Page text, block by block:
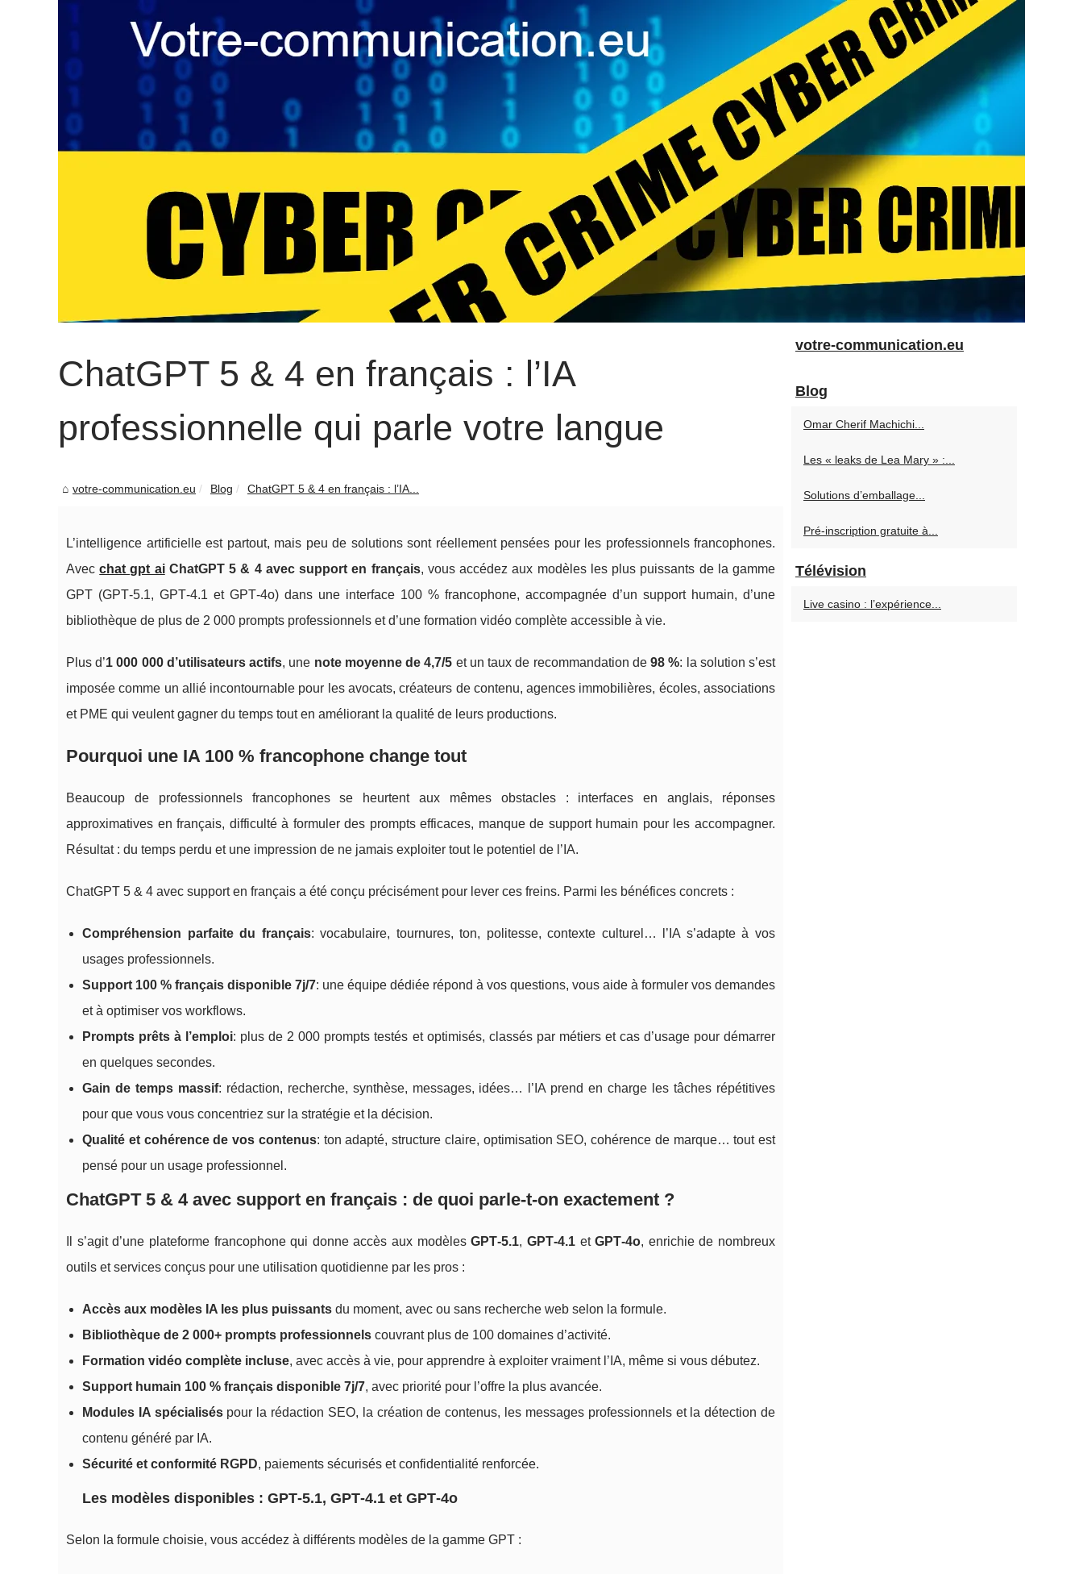
ChatGPT 5 & 4 en français : l’IA
professionnelle qui parle votre langue
votre-communication.eu Blog ChatGPT 5 & 4 en français : l’IA...
L’intelligence artificielle est partout, mais peu de solutions sont réellement pensées pour les professionnels francophones.
Avecchat gpt aiChatGPT 5 & 4 avec support en français, vous accédez aux modèles les plus puissants de la gamme
GPT (GPT‑5.1, GPT‑4.1 et GPT‑4o) dans une interface 100 % francophone, accompagnée d’un support humain, d’une
bibliothèque de plus de 2 000 prompts professionnels et d’une formation vidéo complète accessible à vie.
Plus d’1 000 000 d’utilisateurs actifs, une note moyenne de 4,7/5 et un taux de recommandation de98 %: la solution s’est
imposée comme un allié incontournable pour les avocats, créateurs de contenu, agences immobilières, écoles, associations
et PME qui veulent gagner du temps tout en améliorant la qualité de leurs productions.
Pourquoi une IA 100 % francophone change tout
Beaucoup de professionnels francophones se heurtent aux mêmes obstacles : interfaces en anglais, réponses
approximatives en français, difficulté à formuler des prompts efficaces, manque de support humain pour les accompagner.
Résultat : du temps perdu et une impression de ne jamais exploiter tout le potentiel de l’IA.
ChatGPT 5 & 4 avec support en français a été conçu précisément pour lever ces freins. Parmi les bénéfices concrets :
Compréhension parfaite du français: vocabulaire, tournures, ton, politesse, contexte culturel… l’IA s’adapte à vos
usages professionnels.
Support 100 % français disponible 7j/7: une équipe dédiée répond à vos questions, vous aide à formuler vos demandes
et à optimiser vos workflows.
Prompts prêts à l’emploi: plus de 2 000 prompts testés et optimisés, classés par métiers et cas d’usage pour démarrer
en quelques secondes.
Gain de temps massif: rédaction, recherche, synthèse, messages, idées… l’IA prend en charge les tâches répétitives
pour que vous vous concentriez sur la stratégie et la décision.
Qualité et cohérence de vos contenus: ton adapté, structure claire, optimisation SEO, cohérence de marque… tout est
pensé pour un usage professionnel.
ChatGPT 5 & 4 avec support en français : de quoi parle-t-on exactement ?
Il s’agit d’une plateforme francophone qui donne accès aux modèlesGPT‑5.1, GPT‑4.1etGPT‑4o, enrichie de nombreux
outils et services conçus pour une utilisation quotidienne par les pros :
Accès aux modèles IA les plus puissants du moment, avec ou sans recherche web selon la formule.
Bibliothèque de 2 000+ prompts professionnels couvrant plus de 100 domaines d’activité.
Formation vidéo complète incluse, avec accès à vie, pour apprendre à exploiter vraiment l’IA, même si vous débutez.
Support humain 100 % français disponible 7j/7, avec priorité pour l’offre la plus avancée.
Modules IA spécialiséspour la rédaction SEO, la création de contenus, les messages professionnels et la détection de
contenu généré par IA.
Sécurité et conformité RGPD, paiements sécurisés et confidentialité renforcée.
Les modèles disponibles : GPT‑5.1, GPT‑4.1 et GPT‑4o
Selon la formule choisie, vous accédez à différents modèles de la gamme GPT :
votre-communication.eu
Blog
Omar Cherif Machichi...
Les « leaks de Lea Mary » :...
Solutions d’emballage...
Pré-inscription gratuite à...
Télévision
Live casino : l’expérience...